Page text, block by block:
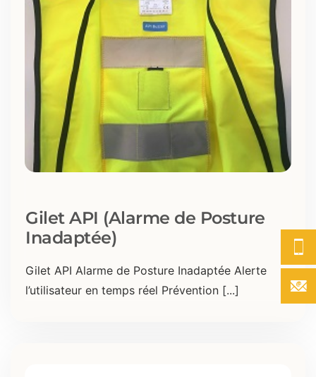
Gilet API (Alarme de Posture
Inadaptée)
Gilet API Alarme de Posture Inadaptée Alerte
l’utilisateur en temps réel Prévention [...]